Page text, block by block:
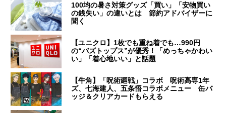
100均の暑さ対策グッズ「買い」「安物買い
の銭失い」の違いとは 節約アドバイザーに
聞く
【ユニクロ】1枚でも重ね着でも…990円
の“バズトップス”が優秀！「めっちゃかわい
い」「着心地いい」と話題
【牛角】「呪術廻戦」コラボ 呪術高専1年
ズ、七海建人、五条悟コラボメニュー 缶バ
ッジ＆クリアカードもらえる